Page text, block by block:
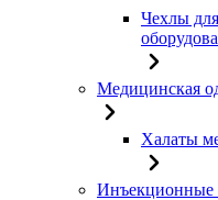
Чехлы
Медицинская
Халаты
Инъекционные